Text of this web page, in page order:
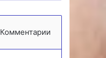
Комментарии